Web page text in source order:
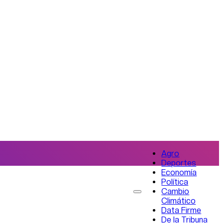
Agro
Deportes
Economía
Política
Cambio
Climático
Data Firme
De la Tribuna